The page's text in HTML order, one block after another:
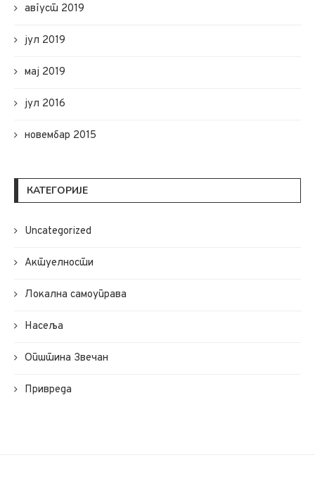
август 2019
јул 2019
мај 2019
јул 2016
новембар 2015
КАТЕГОРИЈЕ
Uncategorized
Актуелности
Локална самоуправа
Насеља
Општина Звечан
Привреда